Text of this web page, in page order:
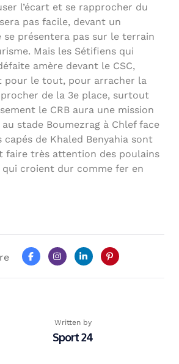
l’écart et se rapprocher du
pas facile, devant un
se présentera pas sur le terrain
Mais les Sétifiens qui
amère devant le CSC,
le tout, pour arracher la
de la 3e place, surtout
le CRB aura une mission
stade Boumezrag à Chlef face
capés de Khaled Benyahia sont
faire très attention des poulains
qui croient dur comme fer en
Written by
Sport 24